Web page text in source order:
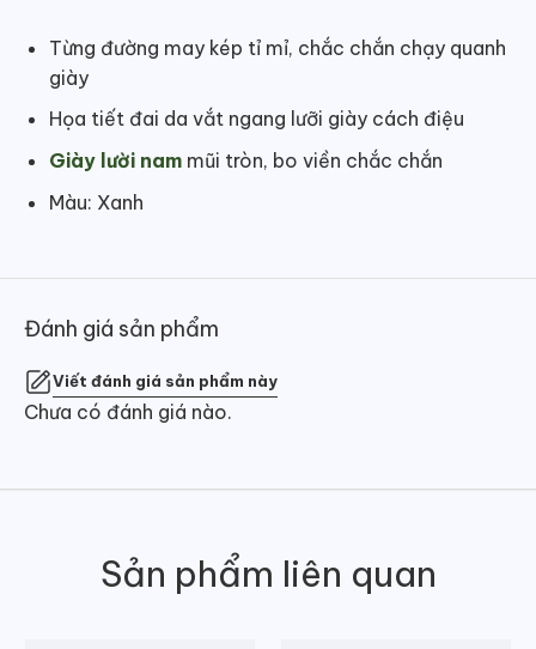
Từng đường may kép tỉ mỉ, chắc chắn chạy quanh
giày
Họa tiết đai da vắt ngang lưỡi giày cách điệu
Giày lười nammũi tròn, bo viền chắc chắn
Màu: Xanh
Đánh giá sản phẩm
Viết đánh giá sản phẩm này
Chưa có đánh giá nào.
Sản phẩm liên quan